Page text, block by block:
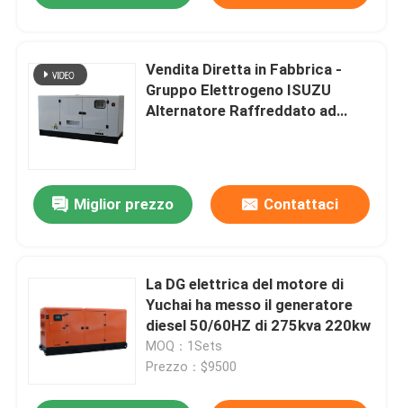
Vendita Diretta in Fabbrica -
Gruppo Elettrogeno ISUZU
Alternatore Raffreddato ad
Miglior prezzo
Contattaci
La DG elettrica del motore di
Yuchai ha messo il generatore
diesel 50/60HZ di 275kva 220kw
MOQ：1Sets
Prezzo：$9500